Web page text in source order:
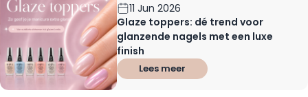
11 Jun 2026
Glaze toppers: dé trend voor
glanzende nagels met een luxe
finish
Lees meer